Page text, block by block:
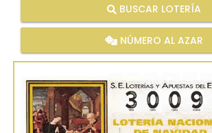
BUSCAR LOTERÍA
NÚMERO AL AZAR